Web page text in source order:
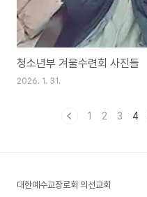
청소년부 겨울수련회 사진들
2026. 1. 31.
1 2 3 4
대한예수교장로회 의선교회